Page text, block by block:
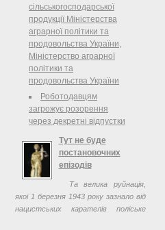
сільськогосподарської
продукції Міністерства
аграрної політики та
продовольства України,
Міністерство аграрної
політики та
продовольства України
Роботодавцям
загрожує розорення
через декретні відпустки
Тут не буде
постановочних
епізодів
Та велика руйнація,
якої 1 березня 1943 року зазнало від
нацистських карателів поліське